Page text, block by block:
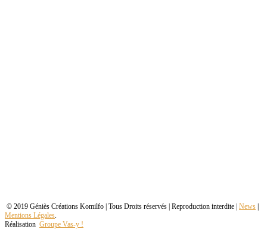
© 2019 Géniès Créations Komilfo | Tous Droits réservés | Reproduction interdite | News
Mentions Légales.
Réalisation Groupe Vas-y !